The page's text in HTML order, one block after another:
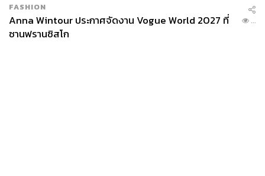
FASHION
Anna Wintour ประกาศจัดงาน Vogue World 2027 ที่
ซานฟรานซิสโก
...